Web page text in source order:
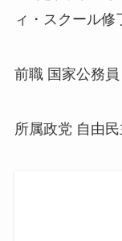
ィ・スクール修
前職 国家公務員
所属政党 自由民